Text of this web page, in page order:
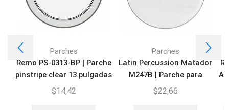
Parches
Remo PS-0313-BP | Parche
pinstripe clear 13 pulgadas
$14,42
Parches
Latin Percussion Matador
M247B | Parche para
timbal 14 pulgadas
$22,66